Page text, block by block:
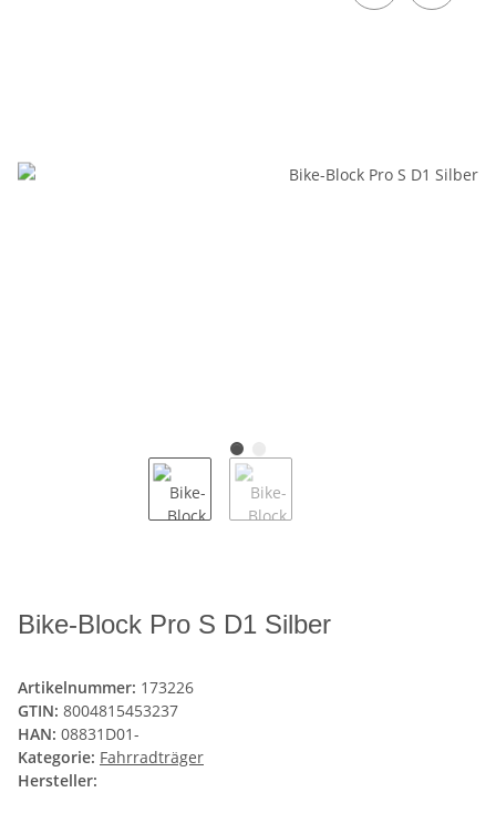
Bike-Block Pro S D1 Silber
Artikelnummer: 173226
GTIN: 8004815453237
HAN: 08831D01-
Kategorie: Fahrradträger
Hersteller: